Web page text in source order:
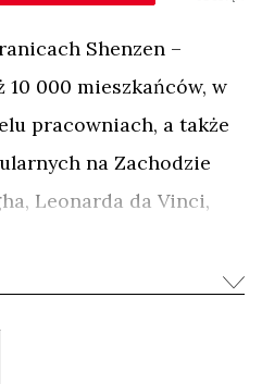
Shenzen –
000 mieszkańców, w
pracowniach, a także
na Zachodzie
Leonarda da Vinci,
obrazów, a